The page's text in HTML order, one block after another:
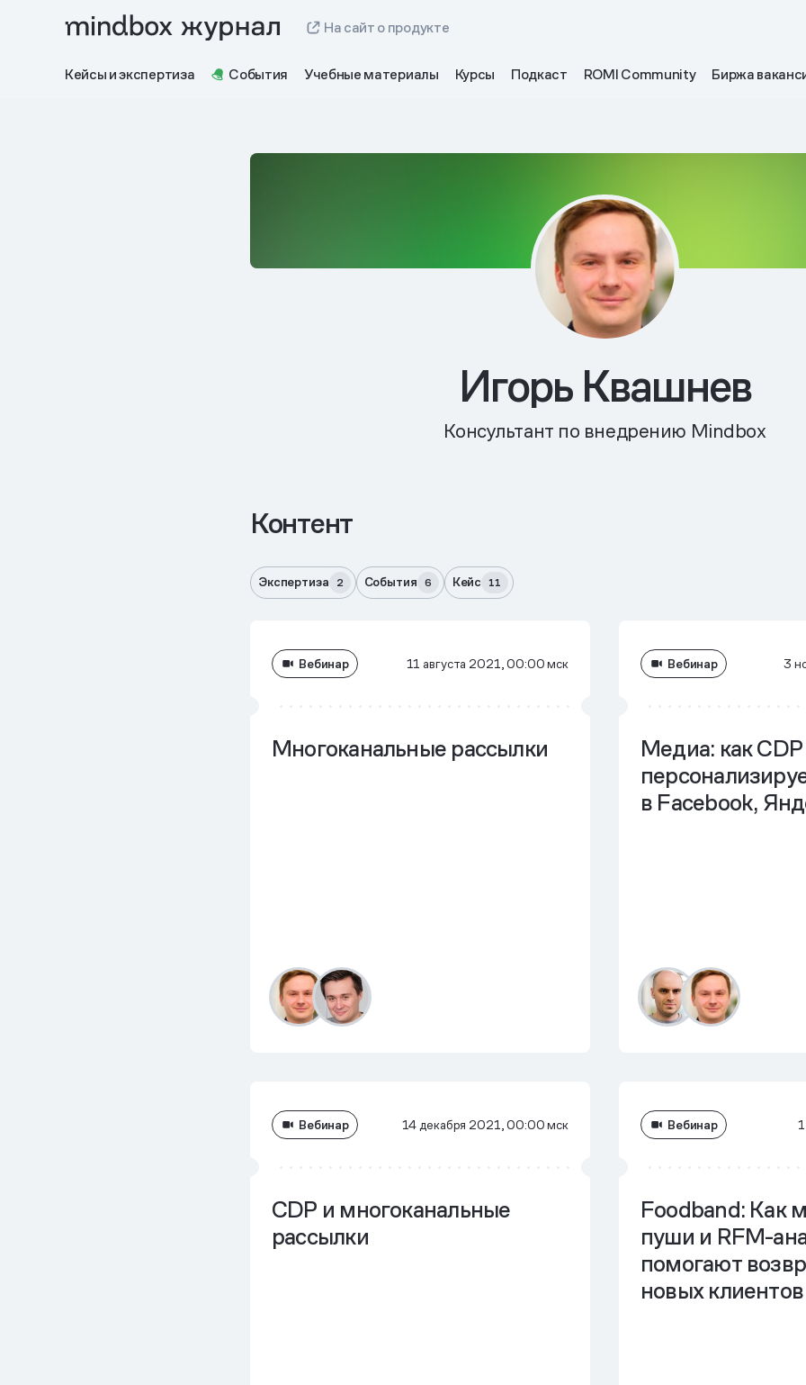
На сайт о продукте
Кейсы и экспертиза События Учебные материалы Курсы Подкаст ROMI Community Биржа
Игорь Квашнев
Консультант по внедрению Mindbox
Контент
Экспертиза 2 События 6 Кейс 11
Вебинар 11 августа 2021, 00:00 мск
Многоканальные рассылки
Вебинар 3
Медиа: как CDP
в Facebook,
Вебинар 14 декабря 2021, 00:00 мск
CDP и многоканальные
рассылки
Вебинар
Foodband: Как
пуши и RFM-
помогают
новых клиентов